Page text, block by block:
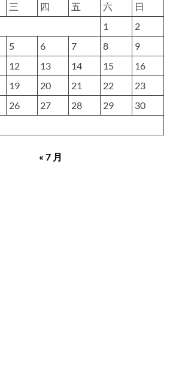
三 四 五 六
日
1
2
5 6 7 8
9
12 13 14 15
16
19 20 21 22
23
26 27 28 29
30
« 7 月